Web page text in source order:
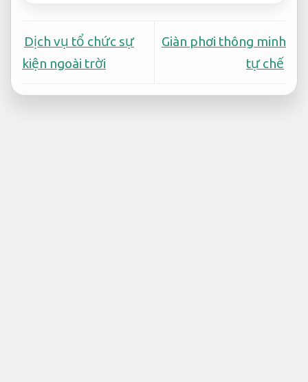
Dịch vụ tổ chức sự
kiện ngoài trời
Giàn phơi thông minh
tự chế